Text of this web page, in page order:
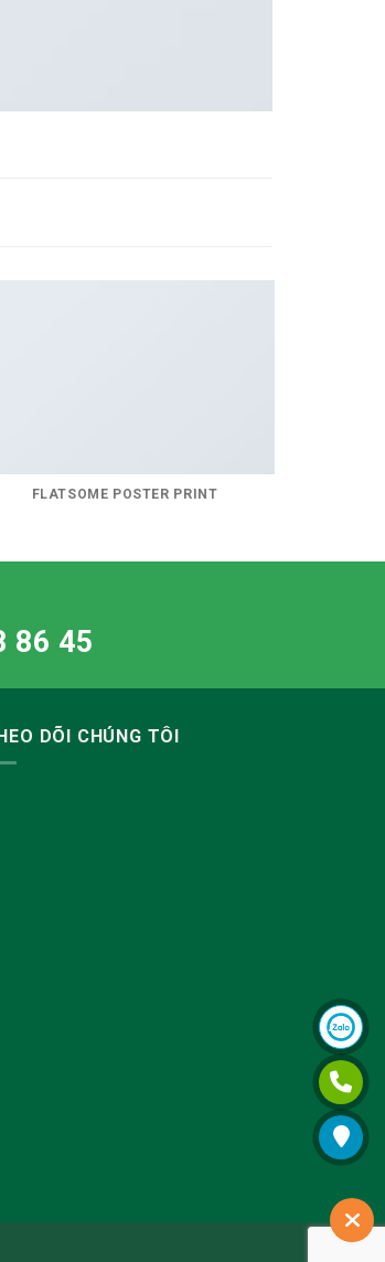
FLATSOME POSTER PRINT
86 45
DÕI CHÚNG TÔI